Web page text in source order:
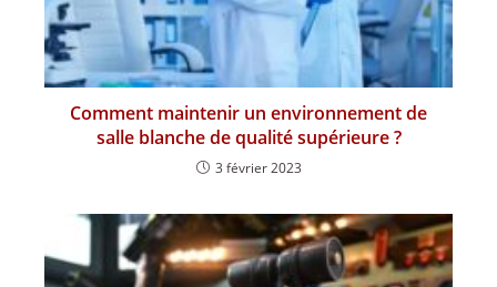
Comment maintenir un environnement de
salle blanche de qualité supérieure ?
3 février 2023